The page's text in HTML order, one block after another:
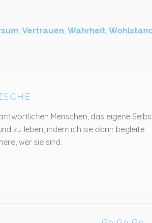
Vertrauen Wahrheit
Menschen, das eigene
zu leben, indem ich sie darin begleite
wer sie sind.